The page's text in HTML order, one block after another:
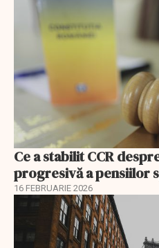
Ce a stabilit CCR
progresivă a pensiilor
16 FEBRUARIE 2026